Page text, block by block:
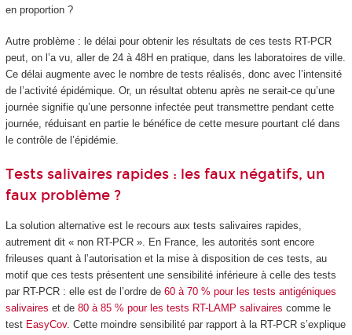
en proportion ?
Autre problème : le délai pour obtenir les résultats de ces tests RT-PCR
peut, on l’a vu, aller de 24 à 48H en pratique, dans les laboratoires de ville.
Ce délai augmente avec le nombre de tests réalisés, donc avec l’intensité
de l’activité épidémique. Or, un résultat obtenu après ne serait-ce qu’une
journée signifie qu’une personne infectée peut transmettre pendant cette
journée, réduisant en partie le bénéfice de cette mesure pourtant clé dans
le contrôle de l’épidémie.
Tests salivaires rapides : les faux négatifs, un
faux problème ?
La solution alternative est le recours aux tests salivaires rapides,
autrement dit « non RT-PCR ». En France, les autorités sont encore
frileuses quant à l’autorisation et la mise à disposition de ces tests, au
motif que ces tests présentent une sensibilité inférieure à celle des tests
par RT-PCR : elle est de l’ordre de 60 à 70 % pour les tests antigéniques
salivaires et de 80 à 85 % pour les tests RT-LAMP salivaires comme le
test EasyCov. Cette moindre sensibilité par rapport à la RT-PCR s’explique